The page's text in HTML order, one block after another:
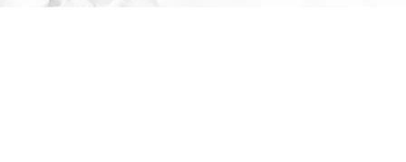
트롤을 사용해 왔습니다.